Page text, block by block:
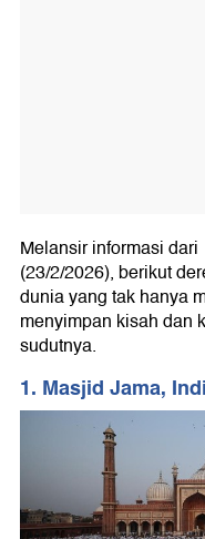
Melansir informasi dari
(23/2/2026), berikut
dunia yang tak hanya
menyimpan kisah dan
sudutnya.
1. Masjid Jama,